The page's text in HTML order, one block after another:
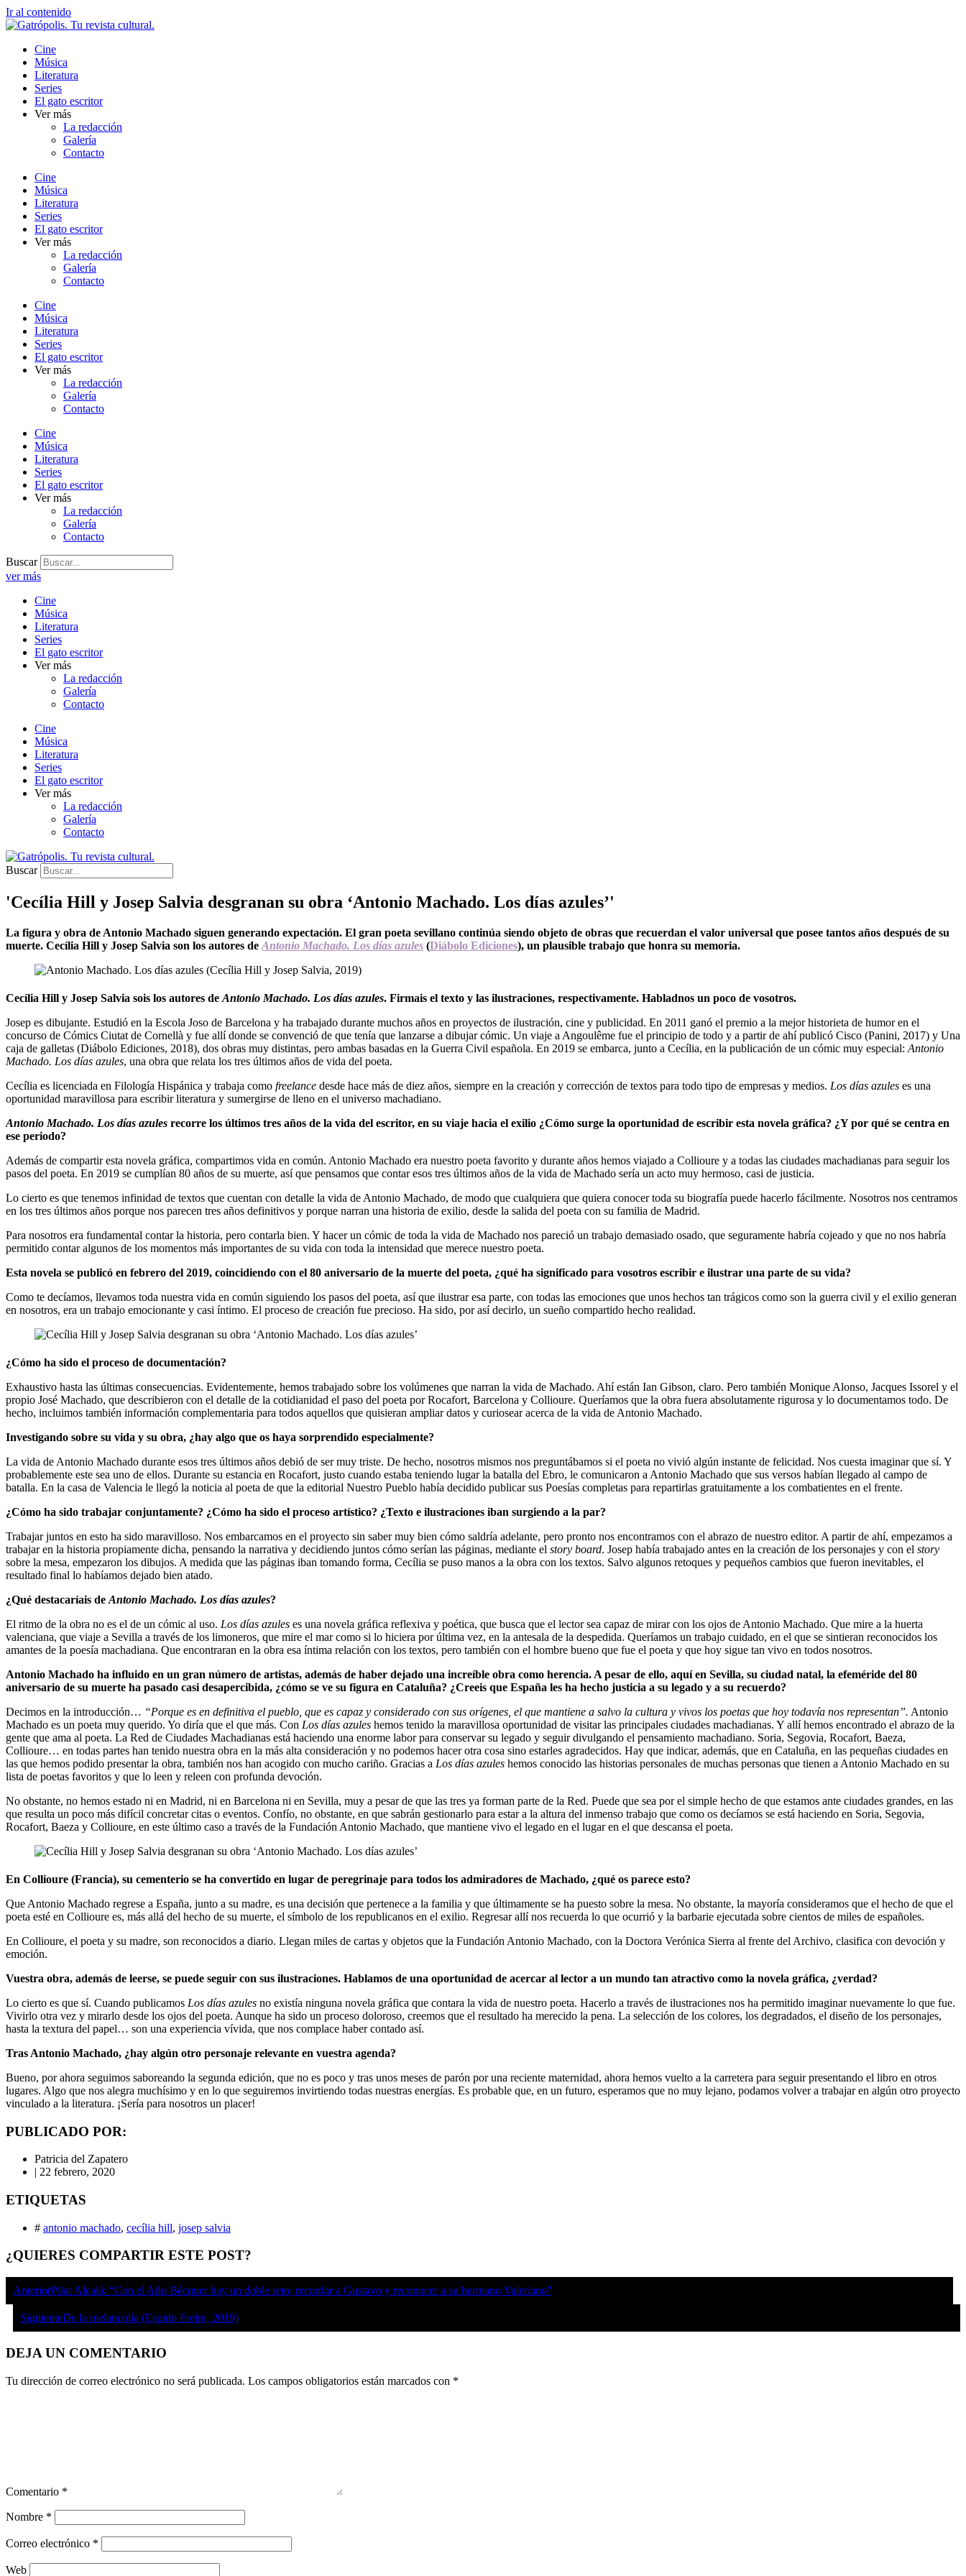
Ir al contenido
Cine
Música
Literatura
Series
El gato escritor
Ver más
La redacción
Galería
Contacto
Cine
Música
Literatura
Series
El gato escritor
Ver más
La redacción
Galería
Contacto
Cine
Música
Literatura
Series
El gato escritor
Ver más
La redacción
Galería
Contacto
Cine
Música
Literatura
Series
El gato escritor
Ver más
La redacción
Galería
Contacto
Buscar
ver más
Cine
Música
Literatura
Series
El gato escritor
Ver más
La redacción
Galería
Contacto
Cine
Música
Literatura
Series
El gato escritor
Ver más
La redacción
Galería
Contacto
Buscar
'Cecília Hill y Josep Salvia desgranan su obra ‘Antonio Machado. Los días azules’'
La figura y obra de Antonio Machado siguen generando expectación. El gran poeta sevillano continúa siendo objeto de obras que recuerdan el valor universal que posee tantos años después de su
muerte. Cecília Hill y Josep Salvia son los autores de Antonio Machado. Los días azules (Diábolo Ediciones), un plausible trabajo que honra su memoria.
Cecília Hill y Josep Salvia sois los autores de Antonio Machado. Los días azules. Firmais el texto y las ilustraciones, respectivamente. Habladnos un poco de vosotros.
Josep es dibujante. Estudió en la Escola Joso de Barcelona y ha trabajado durante muchos años en proyectos de ilustración, cine y publicidad. En 2011 ganó el premio a la mejor historieta de humor en el
concurso de Cómics Ciutat de Cornellà y fue allí donde se convenció de que tenía que lanzarse a dibujar cómic. Un viaje a Angoulême fue el principio de todo y a partir de ahí publicó Cisco (Panini, 2017) y Una
caja de galletas (Diábolo Ediciones, 2018), dos obras muy distintas, pero ambas basadas en la Guerra Civil española. En 2019 se embarca, junto a Cecília, en la publicación de un cómic muy especial: Antonio
Machado. Los días azules, una obra que relata los tres últimos años de vida del poeta.
Cecília es licenciada en Filología Hispánica y trabaja como freelance desde hace más de diez años, siempre en la creación y corrección de textos para todo tipo de empresas y medios. Los días azules es una
oportunidad maravillosa para escribir literatura y sumergirse de lleno en el universo machadiano.
Antonio Machado. Los días azules recorre los últimos tres años de la vida del escritor, en su viaje hacia el exilio ¿Cómo surge la oportunidad de escribir esta novela gráfica? ¿Y por qué se centra en
ese periodo?
Además de compartir esta novela gráfica, compartimos vida en común. Antonio Machado era nuestro poeta favorito y durante años hemos viajado a Collioure y a todas las ciudades machadianas para seguir los
pasos del poeta. En 2019 se cumplían 80 años de su muerte, así que pensamos que contar esos tres últimos años de la vida de Machado sería un acto muy hermoso, casi de justicia.
Lo cierto es que tenemos infinidad de textos que cuentan con detalle la vida de Antonio Machado, de modo que cualquiera que quiera conocer toda su biografía puede hacerlo fácilmente. Nosotros nos centramos
en los tres últimos años porque nos parecen tres años definitivos y porque narran una historia de exilio, desde la salida del poeta con su familia de Madrid.
Para nosotros era fundamental contar la historia, pero contarla bien. Y hacer un cómic de toda la vida de Machado nos pareció un trabajo demasiado osado, que seguramente habría cojeado y que no nos habría
permitido contar algunos de los momentos más importantes de su vida con toda la intensidad que merece nuestro poeta.
Esta novela se publicó en febrero del 2019, coincidiendo con el 80 aniversario de la muerte del poeta, ¿qué ha significado para vosotros escribir e ilustrar una parte de su vida?
Como te decíamos, llevamos toda nuestra vida en común siguiendo los pasos del poeta, así que ilustrar esa parte, con todas las emociones que unos hechos tan trágicos como son la guerra civil y el exilio generan
en nosotros, era un trabajo emocionante y casi íntimo. El proceso de creación fue precioso. Ha sido, por así decirlo, un sueño compartido hecho realidad.
¿Cómo ha sido el proceso de documentación?
Exhaustivo hasta las últimas consecuencias. Evidentemente, hemos trabajado sobre los volúmenes que narran la vida de Machado. Ahí están Ian Gibson, claro. Pero también Monique Alonso, Jacques Issorel y el
propio José Machado, que describieron con el detalle de la cotidianidad el paso del poeta por Rocafort, Barcelona y Collioure. Queríamos que la obra fuera absolutamente rigurosa y lo documentamos todo. De
hecho, incluimos también información complementaria para todos aquellos que quisieran ampliar datos y curiosear acerca de la vida de Antonio Machado.
Investigando sobre su vida y su obra, ¿hay algo que os haya sorprendido especialmente?
La vida de Antonio Machado durante esos tres últimos años debió de ser muy triste. De hecho, nosotros mismos nos preguntábamos si el poeta no vivió algún instante de felicidad. Nos cuesta imaginar que sí. Y
probablemente este sea uno de ellos. Durante su estancia en Rocafort, justo cuando estaba teniendo lugar la batalla del Ebro, le comunicaron a Antonio Machado que sus versos habían llegado al campo de
batalla. En la casa de Valencia le llegó la noticia al poeta de que la editorial Nuestro Pueblo había decidido publicar sus Poesías completas para repartirlas gratuitamente a los combatientes en el frente.
¿Cómo ha sido trabajar conjuntamente? ¿Cómo ha sido el proceso artístico? ¿Texto e ilustraciones iban surgiendo a la par?
Trabajar juntos en esto ha sido maravilloso. Nos embarcamos en el proyecto sin saber muy bien cómo saldría adelante, pero pronto nos encontramos con el abrazo de nuestro editor. A partir de ahí, empezamos a
trabajar en la historia propiamente dicha, pensando la narrativa y decidiendo juntos cómo serían las páginas, mediante el story board. Josep había trabajado antes en la creación de los personajes y con el story
sobre la mesa, empezaron los dibujos. A medida que las páginas iban tomando forma, Cecília se puso manos a la obra con los textos. Salvo algunos retoques y pequeños cambios que fueron inevitables, el
resultado final lo habíamos dejado bien atado.
¿Qué destacaríais de Antonio Machado. Los días azules?
El ritmo de la obra no es el de un cómic al uso. Los días azules es una novela gráfica reflexiva y poética, que busca que el lector sea capaz de mirar con los ojos de Antonio Machado. Que mire a la huerta
valenciana, que viaje a Sevilla a través de los limoneros, que mire el mar como si lo hiciera por última vez, en la antesala de la despedida. Queríamos un trabajo cuidado, en el que se sintieran reconocidos los
amantes de la poesía machadiana. Que encontraran en la obra esa íntima relación con los textos, pero también con el hombre bueno que fue el poeta y que hoy sigue tan vivo en todos nosotros.
Antonio Machado ha influido en un gran número de artistas, además de haber dejado una increíble obra como herencia. A pesar de ello, aquí en Sevilla, su ciudad natal, la efeméride del 80
aniversario de su muerte ha pasado casi desapercibida, ¿cómo se ve su figura en Cataluña? ¿Creeis que España les ha hecho justicia a su legado y a su recuerdo?
Decimos en la introducción… “Porque es en definitiva el pueblo, que es capaz y considerado con sus orígenes, el que mantiene a salvo la cultura y vivos los poetas que hoy todavía nos representan”. Antonio
Machado es un poeta muy querido. Yo diría que el que más. Con Los días azules hemos tenido la maravillosa oportunidad de visitar las principales ciudades machadianas. Y allí hemos encontrado el abrazo de la
gente que ama al poeta. La Red de Ciudades Machadianas está haciendo una enorme labor para conservar su legado y seguir divulgando el pensamiento machadiano. Soria, Segovia, Rocafort, Baeza,
Collioure… en todas partes han tenido nuestra obra en la más alta consideración y no podemos hacer otra cosa sino estarles agradecidos. Hay que indicar, además, que en Cataluña, en las pequeñas ciudades en
las que hemos podido presentar la obra, también nos han acogido con mucho cariño. Gracias a Los días azules hemos conocido las historias personales de muchas personas que tienen a Antonio Machado en su
lista de poetas favoritos y que lo leen y releen con profunda devoción.
No obstante, no hemos estado ni en Madrid, ni en Barcelona ni en Sevilla, muy a pesar de que las tres ya forman parte de la Red. Puede que sea por el simple hecho de que estamos ante ciudades grandes, en las
que resulta un poco más difícil concretar citas o eventos. Confío, no obstante, en que sabrán gestionarlo para estar a la altura del inmenso trabajo que como os decíamos se está haciendo en Soria, Segovia,
Rocafort, Baeza y Collioure, en este último caso a través de la Fundación Antonio Machado, que mantiene vivo el legado en el lugar en el que descansa el poeta.
En Collioure (Francia), su cementerio se ha convertido en lugar de peregrinaje para todos los admiradores de Machado, ¿qué os parece esto?
Que Antonio Machado regrese a España, junto a su madre, es una decisión que pertenece a la familia y que últimamente se ha puesto sobre la mesa. No obstante, la mayoría consideramos que el hecho de que el
poeta esté en Collioure es, más allá del hecho de su muerte, el símbolo de los republicanos en el exilio. Regresar allí nos recuerda lo que ocurrió y la barbarie ejecutada sobre cientos de miles de españoles.
En Collioure, el poeta y su madre, son reconocidos a diario. Llegan miles de cartas y objetos que la Fundación Antonio Machado, con la Doctora Verónica Sierra al frente del Archivo, clasifica con devoción y
emoción.
Vuestra obra, además de leerse, se puede seguir con sus ilustraciones. Hablamos de una oportunidad de acercar al lector a un mundo tan atractivo como la novela gráfica, ¿verdad?
Lo cierto es que sí. Cuando publicamos Los días azules no existía ninguna novela gráfica que contara la vida de nuestro poeta. Hacerlo a través de ilustraciones nos ha permitido imaginar nuevamente lo que fue.
Vivirlo otra vez y mirarlo desde los ojos del poeta. Aunque ha sido un proceso doloroso, creemos que el resultado ha merecido la pena. La selección de los colores, los degradados, el diseño de los personajes,
hasta la textura del papel… son una experiencia vívida, que nos complace haber contado así.
Tras Antonio Machado, ¿hay algún otro personaje relevante en vuestra agenda?
Bueno, por ahora seguimos saboreando la segunda edición, que no es poco y tras unos meses de parón por una reciente maternidad, ahora hemos vuelto a la carretera para seguir presentando el libro en otros
lugares. Algo que nos alegra muchísimo y en lo que seguiremos invirtiendo todas nuestras energías. Es probable que, en un futuro, esperamos que no muy lejano, podamos volver a trabajar en algún otro proyecto
vinculado a la literatura. ¡Sería para nosotros un placer!
PUBLICADO POR:
Patricia del Zapatero
| 22 febrero, 2020
ETIQUETAS
# antonio machado, cecília hill, josep salvia
¿QUIERES COMPARTIR ESTE POST?
AnteriorPilar Alcalá: “Con el Año Bécquer hay un doble reto, recordar a Gustavo y reconocer a su hermano Valeriano”
SiguienteDe la melancolía (Espido Freire, 2019)
DEJA UN COMENTARIO
Tu dirección de correo electrónico no será publicada. Los campos obligatorios están marcados con *
Comentario *
Nombre *
Correo electrónico *
Web